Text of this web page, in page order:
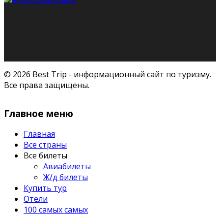
© 2026 Best Trip - информационный сайт по туризму.
Все права защищены.
Главное меню
Главная
Все страны
Все билеты
Авиабилеты
Ж/д билеты
Купить тур
Отели
100 самых самых